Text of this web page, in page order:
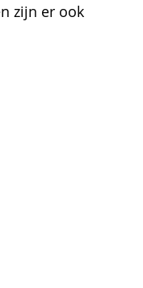
zijn er ook